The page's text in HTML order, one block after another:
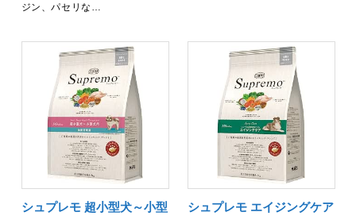
ジン、パセリな…
シュプレモ 超小型犬～小型
シュプレモ エイジングケア